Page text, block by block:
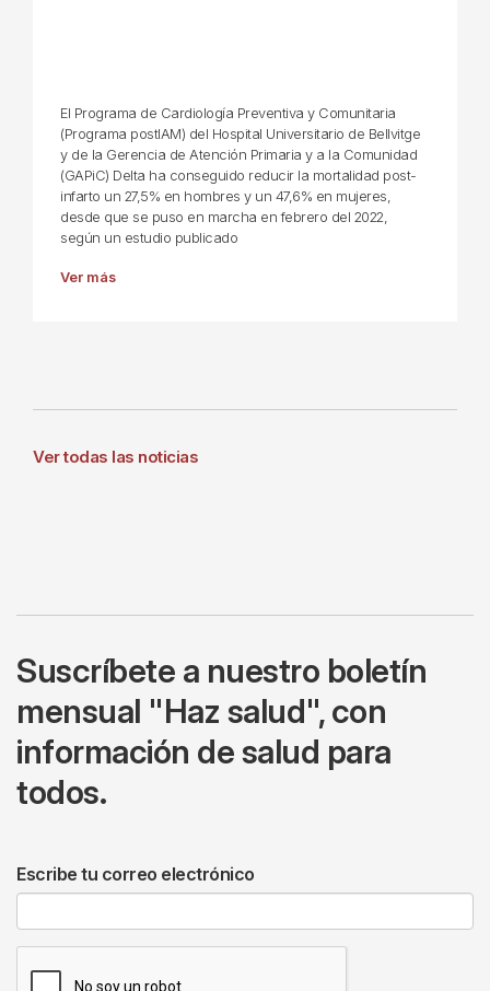
El Programa de Cardiología Preventiva y Comunitaria
(Programa postIAM) del Hospital Universitario de Bellvitge
y de la Gerencia de Atención Primaria y a la Comunidad
(GAPiC) Delta ha conseguido reducir la mortalidad post-
infarto un 27,5% en hombres y un 47,6% en mujeres,
desde que se puso en marcha en febrero del 2022,
según un estudio publicado
Ver más
Ver todas las noticias
Suscríbete a nuestro boletín
mensual "Haz salud", con
información de salud para
todos.
Escribe tu correo electrónico